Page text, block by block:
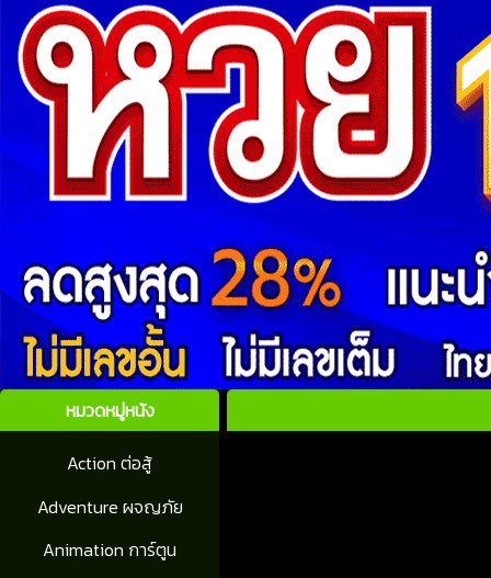
หมวดหมู่หนัง
Action ต่อสู้
Adventure ผจญภัย
Animation การ์ตูน